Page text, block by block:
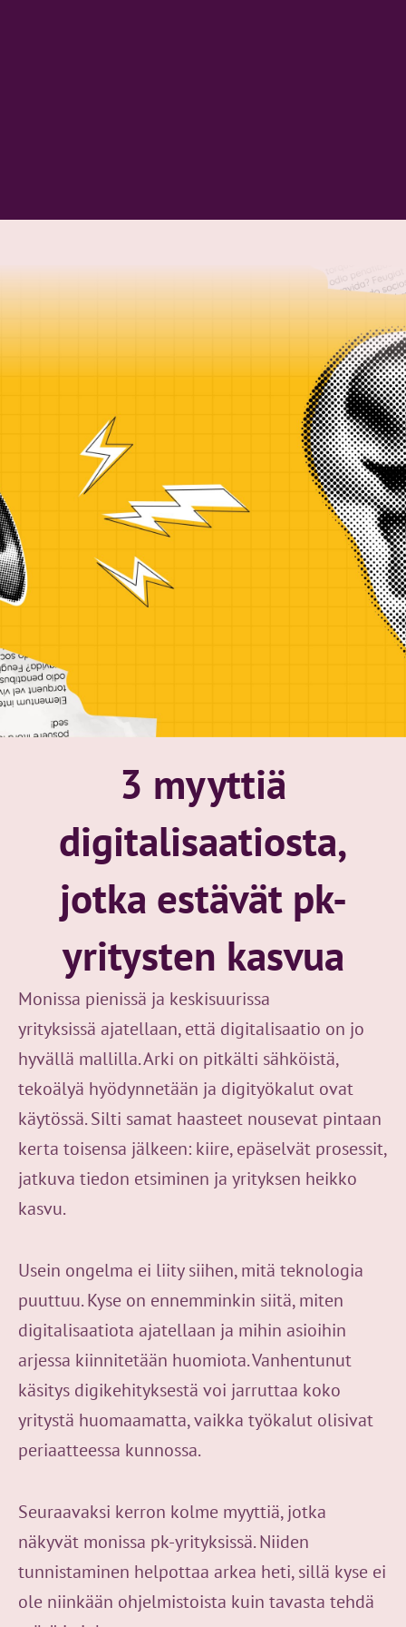
3 myyttiä
digitalisaatiosta,
jotka estävät pk-
yritysten kasvua
Monissa pienissä ja keskisuurissa
yrityksissä ajatellaan, että digitalisaatio on jo
hyvällä mallilla. Arki on pitkälti sähköistä,
tekoälyä hyödynnetään ja digityökalut ovat
käytössä. Silti samat haasteet nousevat pintaan
kerta toisensa jälkeen: kiire, epäselvät prosessit,
jatkuva tiedon etsiminen ja yrityksen heikko
kasvu.
Usein ongelma ei liity siihen, mitä teknologia
puuttuu. Kyse on ennemminkin siitä, miten
digitalisaatiota ajatellaan ja mihin asioihin
arjessa kiinnitetään huomiota. Vanhentunut
käsitys digikehityksestä voi jarruttaa koko
yritystä huomaamatta, vaikka työkalut olisivat
periaatteessa kunnossa.
Seuraavaksi kerron kolme myyttiä, jotka
näkyvät monissa pk-yrityksissä. Niiden
tunnistaminen helpottaa arkea heti, sillä kyse ei
ole niinkään ohjelmistoista kuin tavasta tehdä